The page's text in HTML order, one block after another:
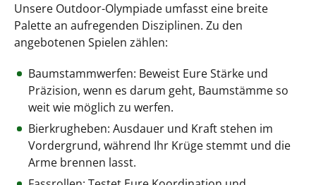
Unsere Outdoor-Olympiade umfasst eine breite
Palette an aufregenden Disziplinen. Zu den
angebotenen Spielen zählen:
Baumstammwerfen: Beweist Eure Stärke und
Präzision, wenn es darum geht, Baumstämme so
weit wie möglich zu werfen.
Bierkrugheben: Ausdauer und Kraft stehen im
Vordergrund, während Ihr Krüge stemmt und die
Arme brennen lasst.